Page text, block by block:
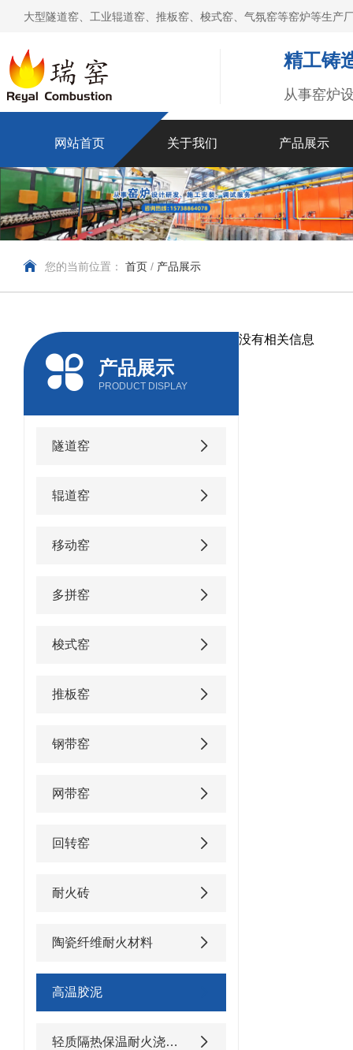
大型隧道窑、工业辊道窑、推板窑、梭式窑、气氛窑等窑炉等生产
精工铸
从事窑炉
网站首页 关于我们 产品展示
您的当前位置： 首页 / 产品展示
产品展示
PRODUCT DISPLAY
隧道窑
辊道窑
移动窑
多拼窑
梭式窑
推板窑
钢带窑
网带窑
回转窑
耐火砖
陶瓷纤维耐火材料
高温胶泥
轻质隔热保温耐火浇注料
没有相关信息